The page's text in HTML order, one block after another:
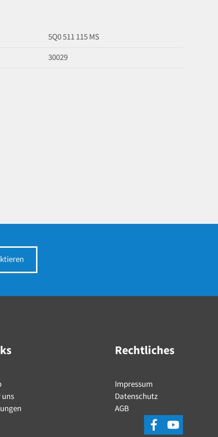
5Q0 511 115 MS
30029
uns
Rechtliches
Impressum
Datenschutz
AGB